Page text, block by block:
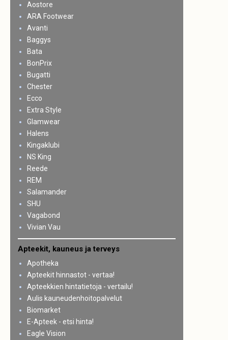
Aostore
ARA Footwear
Avanti
Baggys
Bata
BonPrix
Bugatti
Chester
Ecco
Extra Style
Glamwear
Halens
Kingaklubi
NS King
Reede
REM
Salamander
SHU
Vagabond
Vivian Vau
Apteekit, kauneus ja terveys
Apotheka
Apteekit hinnastot - vertaa!
Apteekkien hintatietoja - vertailu!
Aulis kauneudenhoitopalvelut
Biomarket
E-Apteek - etsi hinta!
Eagle Vision